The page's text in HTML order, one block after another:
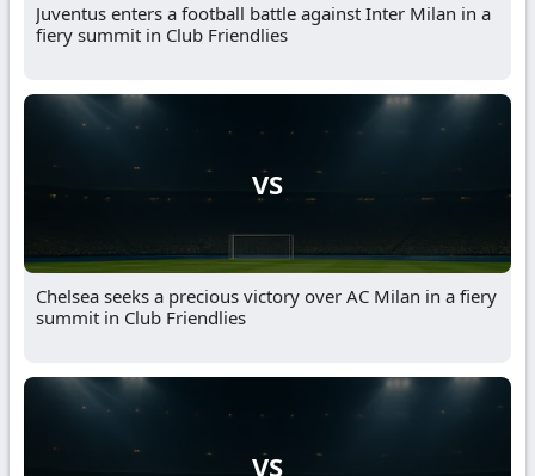
Juventus enters a football battle against Inter Milan in a
fiery summit in Club Friendlies
VS
Chelsea seeks a precious victory over AC Milan in a fiery
summit in Club Friendlies
VS